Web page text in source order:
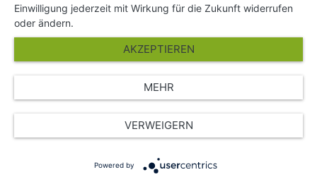
Einwilligung jederzeit mit Wirkung für die Zukunft widerrufen
oder ändern.
VERWEIGERN
AKZEPTIEREN
MEHR
Powered by